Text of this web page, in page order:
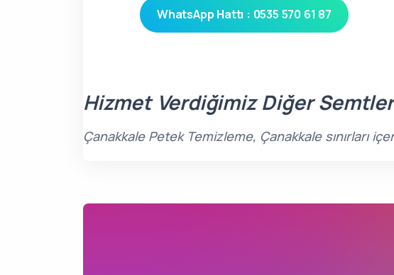
WhatsApp Hattı : 0535 570 61 87
Hizmet Verdiğimiz Diğer Semtler
Çanakkale Petek Temizleme, Çanakkale sınırları